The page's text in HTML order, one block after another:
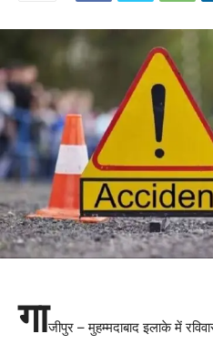
गाजीपुर – मुहम्मदाबाद इलाके में